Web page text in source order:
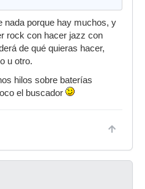
nada porque hay muchos, y
rock con hacer jazz con
de qué quieras hacer,
u otro.
hilos sobre baterías
el buscador